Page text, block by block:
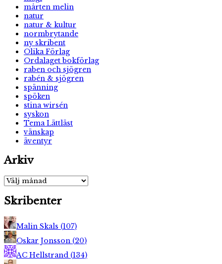
mårten melin
natur
natur & kultur
normbrytande
ny skribent
Olika Förlag
Ordalaget bokförlag
raben och sjögren
rabén & sjögren
spänning
spöken
stina wirsén
syskon
Tema Lättläst
vänskap
äventyr
Arkiv
Arkiv
Skribenter
Malin Skals (107)
Oskar Jonsson (20)
AC Hellstrand (134)